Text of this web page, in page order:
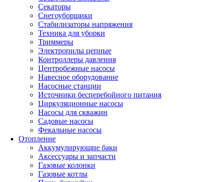
Секаторы
Снегоуборщики
Стабилизаторы напряжения
Техника для уборки
Триммеры
Электропилы цепные
Контроллеры давления
Центробежные насосы
Навесное оборудование
Насосные станции
Источники бесперебойного питания
Циркуляционные насосы
Насосы для скважин
Садовые насосы
Фекальные насосы
Отопление
Аккумулирующие баки
Аксессуары и запчасти
Газовые колонки
Газовые котлы